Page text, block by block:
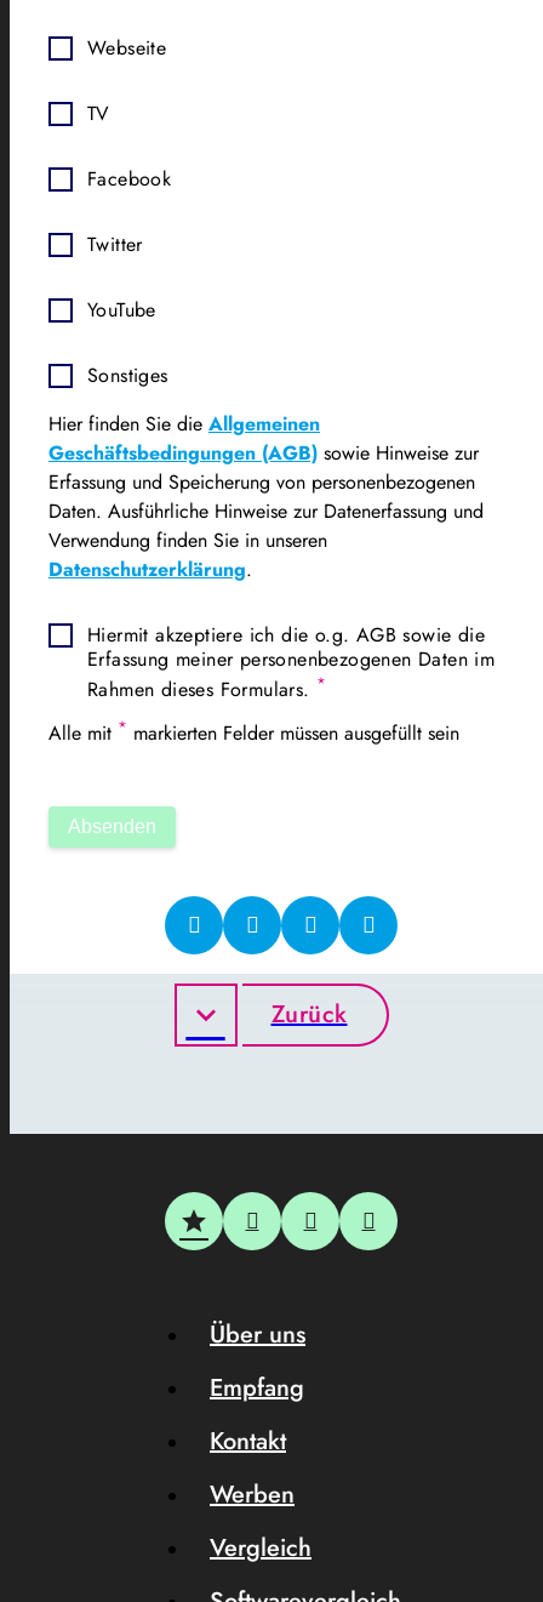
Webseite
TV
Facebook
Twitter
YouTube
Sonstiges
Hier finden Sie die Allgemeinen
Geschäftsbedingungen (AGB) sowie Hinweise zur
Erfassung und Speicherung von personenbezogenen
Daten. Ausführliche Hinweise zur Datenerfassung und
Verwendung finden Sie in unseren
Datenschutzerklärung.
Hiermit akzeptiere ich die o.g. AGB sowie die
Erfassung meiner personenbezogenen Daten im
Rahmen dieses Formulars. *
Alle mit * markierten Felder müssen ausgefüllt sein
Zurück
Über uns
Empfang
Kontakt
Werben
Vergleich